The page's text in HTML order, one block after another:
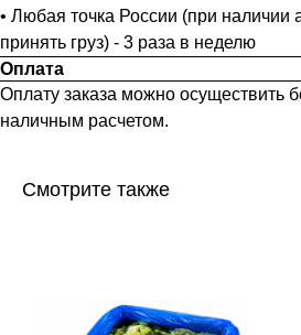
• Любая точка России (при наличии
принять груз) - 3 раза в неделю
Оплата
Оплату заказа можно осуществить
наличным расчетом.
Смотрите также